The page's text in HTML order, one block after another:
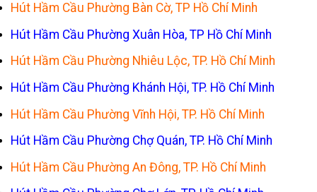
Hút Hầm Cầu Phường Bàn Cờ, TP Hồ Chí Minh
Hút Hầm Cầu Phường Xuân Hòa, TP Hồ Chí Minh
Hút Hầm Cầu Phường Nhiêu Lộc, TP. Hồ Chí Minh
Hút Hầm Cầu Phường Khánh Hội, TP. Hồ Chí Minh
Hút Hầm Cầu Phường Vĩnh Hội, TP. Hồ Chí Minh
Hút Hầm Cầu Phường Chợ Quán, TP. Hồ Chí Minh
Hút Hầm Cầu Phường An Đông, TP. Hồ Chí Minh